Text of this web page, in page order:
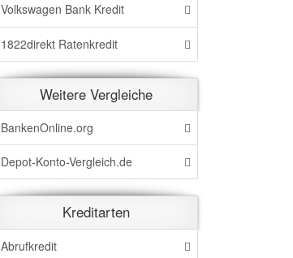
Volkswagen Bank Kredit
1822direkt Ratenkredit
Weitere Vergleiche
BankenOnline.org
Depot-Konto-Vergleich.de
Kreditarten
Abrufkredit